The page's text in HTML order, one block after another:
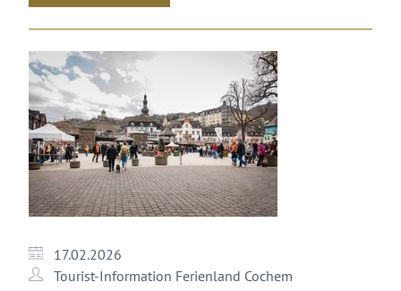
17.02.2026
Tourist-Information Ferienland Cochem